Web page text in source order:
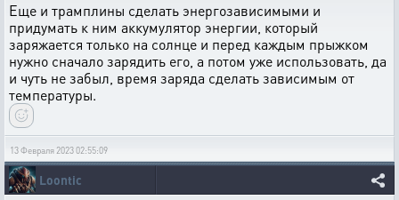
Еще и трамплины сделать энергозависимыми и
придумать к ним аккумулятор энергии, который
заряжается только на солнце и перед каждым прыжком
нужно сначало зарядить его, а потом уже использовать, да
и чуть не забыл, время заряда сделать зависимым от
температуры.
13 Февраля 2023 02:55:09
Loontic